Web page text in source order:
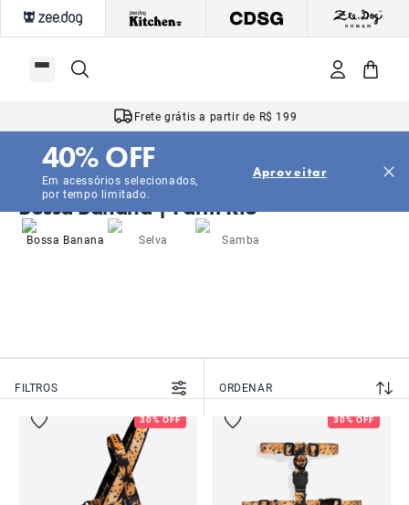
Frete grátis a partir de R$ 199
Em acessórios selecionados,
por tempo limitado.
40% OFF Aproveitar
Bossa Banana | Farm Rio
Início|Farm|Bossa Banana
Bossa Banana Selva Samba
FILTROS ORDENAR
30% OFF 30% OFF